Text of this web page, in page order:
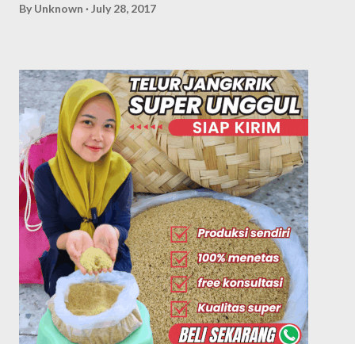
By Unknown July 28, 2017